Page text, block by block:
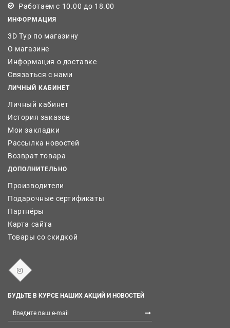
Работаем с 10.00 до 18.00
ИНФОРМАЦИЯ
3D Тур по магазину
О магазине
Информация о доставке
Связаться с нами
ЛИЧНЫЙ КАБИНЕТ
Личный кабинет
История заказов
Мои закладки
Рассылка новостей
Возврат товара
ДОПОЛНИТЕЛЬНО
Производители
Подарочные сертификаты
Партнёры
Карта сайта
Товары со скидкой
БУДЬТЕ В КУРСЕ НАШИХ АКЦИЙ И НОВОСТЕЙ